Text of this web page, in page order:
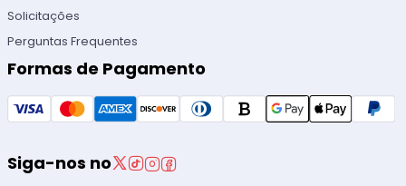
Solicitações
Perguntas Frequentes
Formas de Pagamento
Siga-nos no